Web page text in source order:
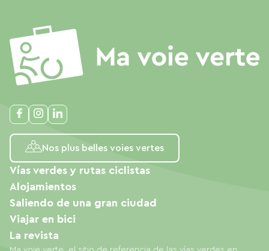
Nos plus belles voies vertes
Vías verdes y rutas ciclistas
Alojamientos
Saliendo de una gran ciudad
Viajar en bici
La revista